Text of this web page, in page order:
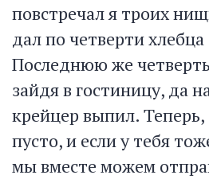
повстречал я троих
дал по четверти
Последнюю же
зайдя в гостиницу, да
крейцер выпил. Теперь,
пусто, и если у тебя
мы вместе можем